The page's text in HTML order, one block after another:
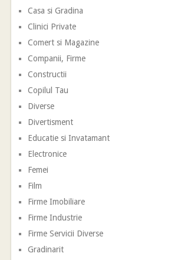
Casa si Gradina
Clinici Private
Comert si Magazine
Companii, Firme
Constructii
Copilul Tau
Diverse
Divertisment
Educatie si Invatamant
Electronice
Femei
Film
Firme Imobiliare
Firme Industrie
Firme Servicii Diverse
Gradinarit